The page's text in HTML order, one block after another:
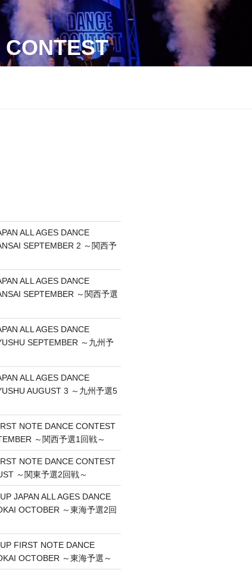
ALL AGES DANCE
SEPTEMBER 2 ～関西予
ALL AGES DANCE
SEPTEMBER ～関西予選
ALL AGES DANCE
SEPTEMBER ～九州予
ALL AGES DANCE
AUGUST 3 ～九州予選5
NOTE DANCE CONTEST
～関西予選1回戦～
NOTE DANCE CONTEST
～関東予選2回戦～
JAPAN ALL AGES DANCE
OCTOBER ～東海予選2回
FIRST NOTE DANCE
OCTOBER ～東海予選～